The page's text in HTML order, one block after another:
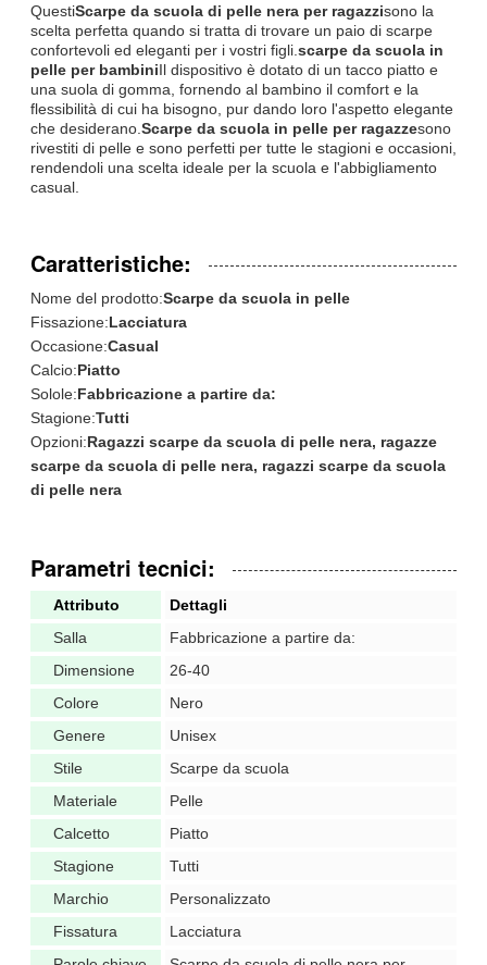
QuestiScarpe da scuola di pelle nera per ragazzisono la
scelta perfetta quando si tratta di trovare un paio di scarpe
confortevoli ed eleganti per i vostri figli. scarpe da scuola in
pelle per bambiniIl dispositivo è dotato di un tacco piatto e
una suola di gomma, fornendo al bambino il comfort e la
flessibilità di cui ha bisogno, pur dando loro l'aspetto elegante
che desiderano. Scarpe da scuola in pelle per ragazzesono
rivestiti di pelle e sono perfetti per tutte le stagioni e occasioni,
rendendoli una scelta ideale per la scuola e l'abbigliamento
casual.
Caratteristiche:
Nome del prodotto:Scarpe da scuola in pelle
Fissazione:Lacciatura
Occasione:Casual
Calcio:Piatto
Solole:Fabbricazione a partire da:
Stagione:Tutti
Opzioni:Ragazzi scarpe da scuola di pelle nera, ragazze
scarpe da scuola di pelle nera, ragazzi scarpe da scuola
di pelle nera
Parametri tecnici:
Attributo
Dettagli
Salla
Fabbricazione a partire da:
Dimensione
26-40
Colore
Nero
Genere
Unisex
Stile
Scarpe da scuola
Materiale
Pelle
Calcetto
Piatto
Stagione
Tutti
Marchio
Personalizzato
Fissatura
Lacciatura